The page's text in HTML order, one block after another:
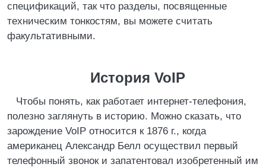
спецификаций, так что разделы, посвященные
техническим тонкостям, вы можете считать
факультативными.
История VoIP
Чтобы понять, как работает интернет-телефония,
полезно заглянуть в историю. Можно сказать, что
зарождение VoIP относится к 1876 г., когда
американец Александр Белл осуществил первый
телефонный звонок и запатентовал изобретенный им